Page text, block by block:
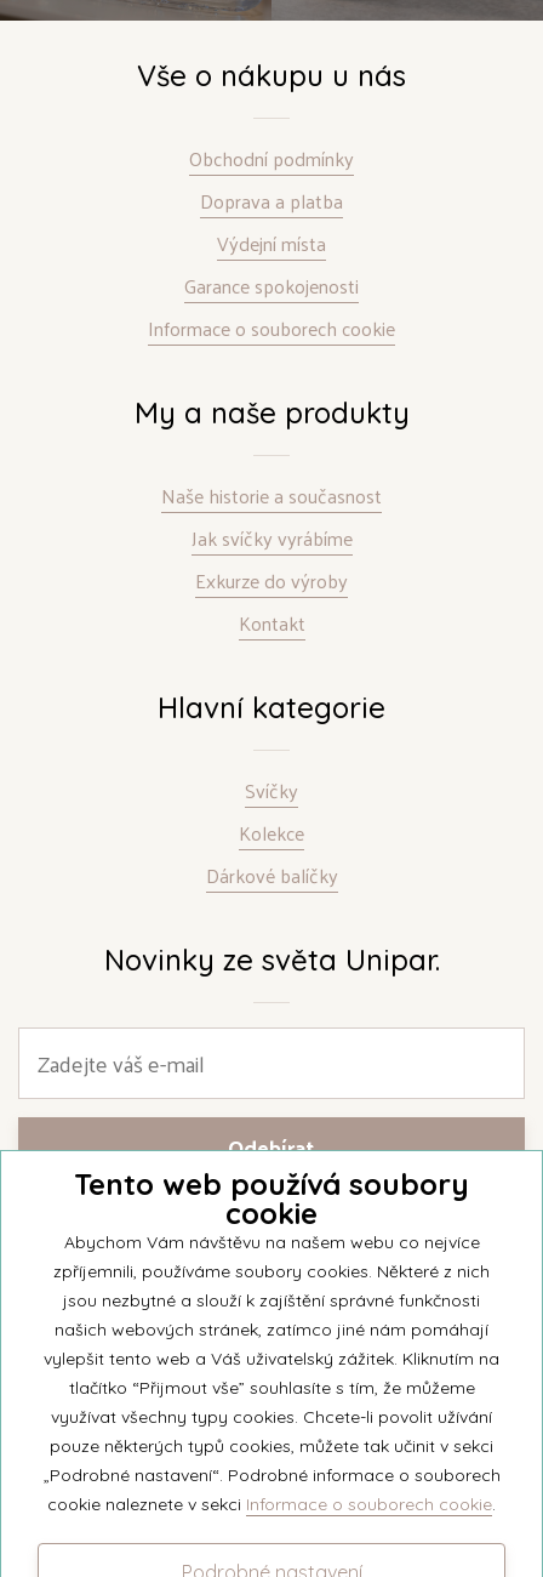
Vše o nákupu u nás
Obchodní podmínky
Doprava a platba
Výdejní místa
Garance spokojenosti
Informace o souborech cookie
My a naše produkty
Naše historie a současnost
Jak svíčky vyrábíme
Exkurze do výroby
Kontakt
Hlavní kategorie
Svíčky
Kolekce
Dárkové balíčky
Novinky ze světa Unipar.
Přihlašte se k našemu newsletteru a buďte jako první informováni o
nejnovějších kolekcích svíček a aktualitách z rodinné firmy Unipar.
© 2026 Unipar
+420 571 651 531
eshop@unipar.cz
Facebook
Tento web používá soubory
cookie
Abychom Vám návštěvu na našem webu co nejvíce
zpříjemnili, používáme soubory cookies. Některé z nich
jsou nezbytné a slouží k zajíštění správné funkčnosti
našich webových stránek, zatímco jiné nám pomáhají
vylepšit tento web a Váš uživatelský zážitek. Kliknutím na
tlačítko “Přijmout vše” souhlasíte s tím, že můžeme
využívat všechny typy cookies. Chcete-li povolit užívání
pouze některých typů cookies, můžete tak učinit v sekci
„Podrobné nastavení“. Podrobné informace o souborech
cookie naleznete v sekci Informace o souborech cookie.
Podrobné nastavení